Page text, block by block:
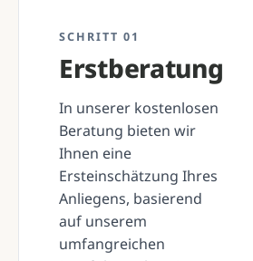
SCHRITT 01
Erstberatung
In unserer kostenlosen
Beratung bieten wir
Ihnen eine
Ersteinschätzung Ihres
Anliegens, basierend
auf unserem
umfangreichen